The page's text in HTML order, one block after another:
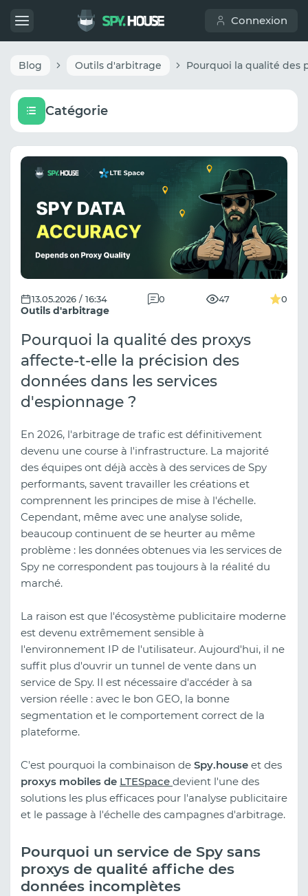
Connexion
Blog Outils d'arbitrage
Catégorie
Outils d'arbitrage
13.05.2026 / 16:34 0 47 0
Pourquoi la qualité des proxys
affecte-t-elle la précision des
données dans les services
d'espionnage ?
En 2026, l'arbitrage de trafic est définitivement
devenu une course à l'infrastructure. La majorité
des équipes ont déjà accès à des services de Spy
performants, savent travailler les créations et
comprennent les principes de mise à l'échelle.
Cependant, même avec une analyse solide,
beaucoup continuent de se heurter au même
problème : les données obtenues via les services de
Spy ne correspondent pas toujours à la réalité du
marché.
La raison est que l'écosystème publicitaire moderne
est devenu extrêmement sensible à
l'environnement IP de l'utilisateur. Aujourd'hui, il ne
suffit plus d'ouvrir un tunnel de vente dans un
service de Spy. Il est nécessaire d'accéder à sa
version réelle : avec le bon GEO, la bonne
segmentation et le comportement correct de la
plateforme.
C'est pourquoi la combinaison de Spy.house et des
proxys mobiles de LTESpace devient l'une des
solutions les plus efficaces pour l'analyse publicitaire
et le passage à l'échelle des campagnes d'arbitrage.
Pourquoi un service de Spy sans
proxys de qualité affiche des
données incomplètes